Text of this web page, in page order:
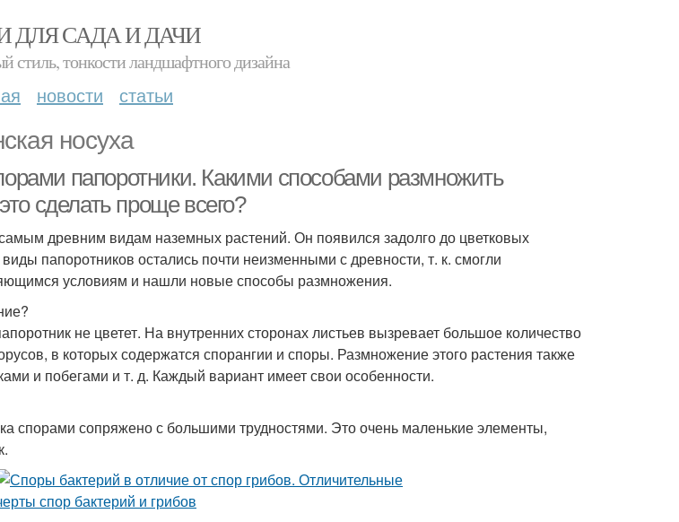
ДЛЯ САДА И ДАЧИ
стиль, тонкости ландшафтного дизайна
новости статьи
носуха
папоротники. Какими способами размножить
сделать проще всего?
древним видам наземных растений. Он появился задолго до цветковых
папоротников остались почти неизменными с древности, т. к. смогли
условиям и нашли новые способы размножения.
не цветет. На внутренних сторонах листьев вызревает большое количество
в которых содержатся спорангии и споры. Размножение этого растения также
и побегами и т. д. Каждый вариант имеет свои особенности.
спорами сопряжено с большими трудностями. Это очень маленькие элементы,